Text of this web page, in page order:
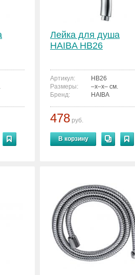
Лейка для душа
HAIBA HB26
Артикул:
HB26
Размеры:
–x–x– см.
Бренд:
HAIBA
478 руб.
В корзину